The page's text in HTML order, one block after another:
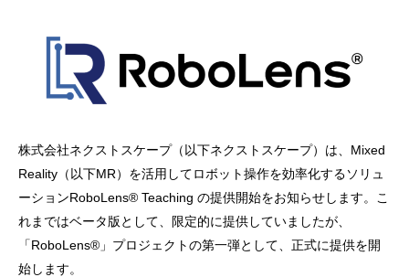
株式会社ネクストスケープ（以下ネクストスケープ）は、Mixed
Reality（以下MR）を活用してロボット操作を効率化するソリュ
ーションRoboLens® Teaching の提供開始をお知らせします。こ
れまではベータ版として、限定的に提供していましたが、
「RoboLens®」プロジェクトの第一弾として、正式に提供を開
始します。